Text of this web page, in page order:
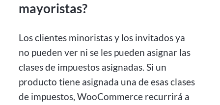
mayoristas?
Los clientes minoristas y los invitados ya
no pueden ver ni se les pueden asignar las
clases de impuestos asignadas. Si un
producto tiene asignada una de esas clases
de impuestos, WooCommerce recurrirá a